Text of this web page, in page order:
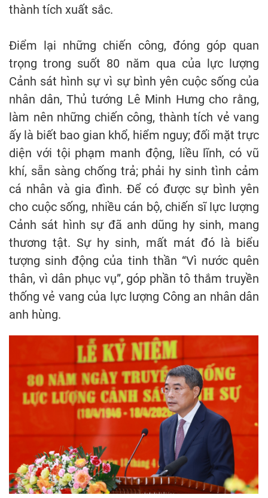
thành tích xuất sắc.
Điểm lại những chiến công, đóng góp quan
trọng trong suốt 80 năm qua của lực lượng
Cảnh sát hình sự vì sự bình yên cuộc sống của
nhân dân, Thủ tướng Lê Minh Hưng cho rằng,
làm nên những chiến công, thành tích vẻ vang
ấy là biết bao gian khổ, hiểm nguy; đối mặt trực
diện với tội phạm manh động, liều lĩnh, có vũ
khí, sẵn sàng chống trả; phải hy sinh tình cảm
cá nhân và gia đình. Để có được sự bình yên
cho cuộc sống, nhiều cán bộ, chiến sĩ lực lượng
Cảnh sát hình sự đã anh dũng hy sinh, mang
thương tật. Sự hy sinh, mất mát đó là biểu
tượng sinh động của tinh thần “Vì nước quên
thân, vì dân phục vụ”, góp phần tô thắm truyền
thống vẻ vang của lực lượng Công an nhân dân
anh hùng.